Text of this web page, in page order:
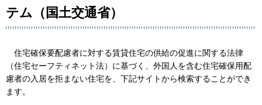
テム（国土交通省）
住宅確保要配慮者に対する賃貸住宅の供給の促進に関する法律
（住宅セーフティネット法）に基づく、外国人を含む住宅確保用配
慮者の入居を拒まない住宅を、下記サイトから検索することができ
ます。